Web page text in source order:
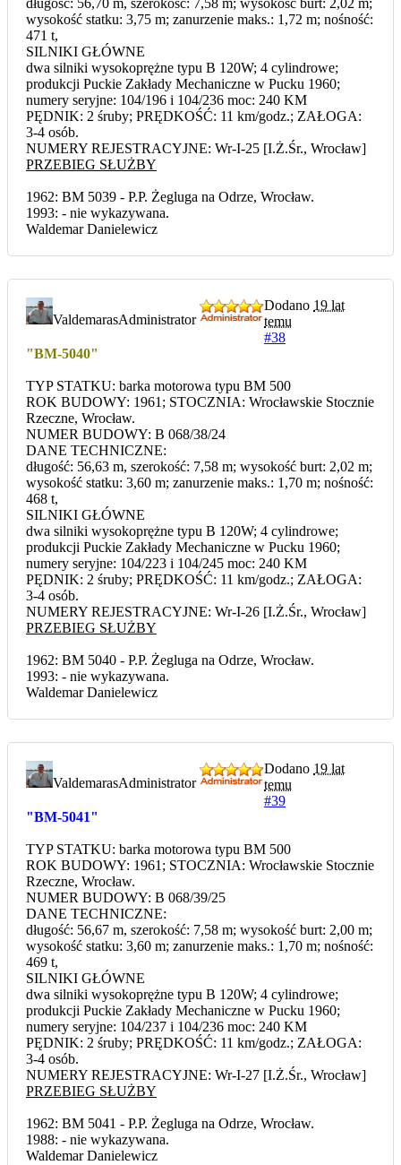
długość: 56,70 m, szerokość: 7,58 m; wysokość burt: 2,02 m;
wysokość statku: 3,75 m; zanurzenie maks.: 1,72 m; nośność:
471 t,
SILNIKI GŁÓWNE
dwa silniki wysokoprężne typu B 120W; 4 cylindrowe;
produkcji Puckie Zakłady Mechaniczne w Pucku 1960;
numery seryjne: 104/196 i 104/236 moc: 240 KM
PĘDNIK: 2 śruby; PRĘDKOŚĆ: 11 km/godz.; ZAŁOGA:
3-4 osób.
NUMERY REJESTRACYJNE: Wr-I-25 [I.Ż.Śr., Wrocław]
PRZEBIEG SŁUŻBY
1962: BM 5039 - P.P. Żegluga na Odrze, Wrocław.
1993: - nie wykazywana.
Waldemar Danielewicz
ValdemarasAdministrator
Dodano 19 lat
temu
#38
"BM-5040"
TYP STATKU: barka motorowa typu BM 500
ROK BUDOWY: 1961; STOCZNIA: Wrocławskie Stocznie
Rzeczne, Wrocław.
NUMER BUDOWY: B 068/38/24
DANE TECHNICZNE:
długość: 56,63 m, szerokość: 7,58 m; wysokość burt: 2,02 m;
wysokość statku: 3,60 m; zanurzenie maks.: 1,70 m; nośność:
468 t,
SILNIKI GŁÓWNE
dwa silniki wysokoprężne typu B 120W; 4 cylindrowe;
produkcji Puckie Zakłady Mechaniczne w Pucku 1960;
numery seryjne: 104/223 i 104/245 moc: 240 KM
PĘDNIK: 2 śruby; PRĘDKOŚĆ: 11 km/godz.; ZAŁOGA:
3-4 osób.
NUMERY REJESTRACYJNE: Wr-I-26 [I.Ż.Śr., Wrocław]
PRZEBIEG SŁUŻBY
1962: BM 5040 - P.P. Żegluga na Odrze, Wrocław.
1993: - nie wykazywana.
Waldemar Danielewicz
ValdemarasAdministrator
Dodano 19 lat
temu
#39
"BM-5041"
TYP STATKU: barka motorowa typu BM 500
ROK BUDOWY: 1961; STOCZNIA: Wrocławskie Stocznie
Rzeczne, Wrocław.
NUMER BUDOWY: B 068/39/25
DANE TECHNICZNE:
długość: 56,67 m, szerokość: 7,58 m; wysokość burt: 2,00 m;
wysokość statku: 3,60 m; zanurzenie maks.: 1,70 m; nośność:
469 t,
SILNIKI GŁÓWNE
dwa silniki wysokoprężne typu B 120W; 4 cylindrowe;
produkcji Puckie Zakłady Mechaniczne w Pucku 1960;
numery seryjne: 104/237 i 104/236 moc: 240 KM
PĘDNIK: 2 śruby; PRĘDKOŚĆ: 11 km/godz.; ZAŁOGA:
3-4 osób.
NUMERY REJESTRACYJNE: Wr-I-27 [I.Ż.Śr., Wrocław]
PRZEBIEG SŁUŻBY
1962: BM 5041 - P.P. Żegluga na Odrze, Wrocław.
1988: - nie wykazywana.
Waldemar Danielewicz